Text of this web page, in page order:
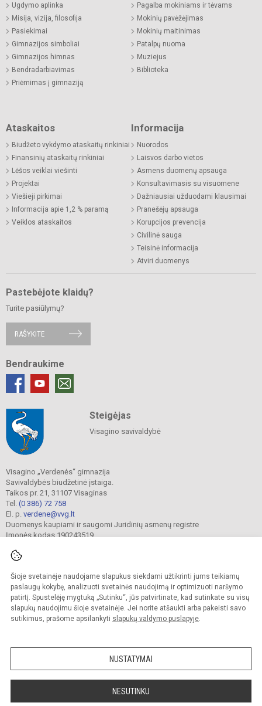
Šioje svetainėje naudojame slapukus siekdami užtikrinti jums teikiamų
paslaugų kokybę, analizuoti svetainės naudojimą ir optimizuoti naršymo
patirtį. Spustelėję mygtuką „Sutinku“, jūs patvirtinate, kad sutinkate su visų
slapukų naudojimu šioje svetainėje. Jei norite atšaukti arba pakeisti savo
sutikimus, prašome apsilankyti slapukų valdymo puslapyje.
NUSTATYMAI
NESUTINKU
Ugdymo aplinka
Misija, vizija, filosofija
Pasiekimai
Gimnazijos simboliai
Gimnazijos himnas
Bendradarbiavimas
Priėmimas į gimnaziją
Pagalba mokiniams ir tėvams
Mokinių pavėžėjimas
Mokinių maitinimas
Patalpų nuoma
Muziejus
Biblioteka
Ataskaitos
Biudžeto vykdymo ataskaitų rinkiniai
Finansinių ataskaitų rinkiniai
Lėšos veiklai viešinti
Projektai
Viešieji pirkimai
Informacija apie 1,2 % paramą
Veiklos ataskaitos
Informacija
Nuorodos
Laisvos darbo vietos
Asmens duomenų apsauga
Konsultavimasis su visuomene
Dažniausiai užduodami klausimai
Pranešėjų apsauga
Korupcijos prevencija
Civilinė sauga
Teisinė informacija
Atviri duomenys
Pastebėjote klaidų?
Turite pasiūlymų?
RAŠYKITE
Bendraukime
Steigėjas
Visagino savivaldybė
Visagino „Verdenės“ gimnazija
Savivaldybės biudžetinė įstaiga.
Taikos pr. 21, 31107 Visaginas
Tel. (0 386) 72 758
El. p. verdene@vvg.lt
Duomenys kaupiami ir saugomi Juridinių asmenų registre
Įmonės kodas 190243519
© 2022. Visagino „Verdenės“ gimnazija. Visos teisės saugomos.
Kopijuoti turinį be raštiško gimnazijos sutikimo griežtai draudžiama.
Versija neįgaliesiems Slapukų valdymas
Sumanus būdas atnaujinti